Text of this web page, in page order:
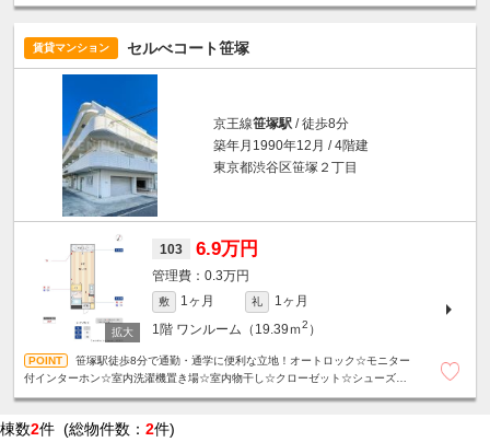
賃貸マンション セルべコート笹塚
京王線笹塚駅 / 徒歩8分
築年月1990年12月 / 4階建
東京都渋谷区笹塚２丁目
103 6.9万円
0.3万円
敷 1ヶ月 礼
1ヶ月
1階 ワンルーム（19.39ｍ2 ）
笹塚駅徒歩8分で通勤・通学に便利な立地！オートロック☆モニター
付インターホン☆室内洗濯機置き場☆室内物干し☆クローゼット☆シューズボ
棟数2件 (総物件数： 2件)